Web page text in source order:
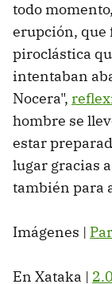
todo
erupción, que
piroclástica
intentaban
Nocera",
hombre se
estar
lugar gracias
también para
Imágenes |
En Xataka |